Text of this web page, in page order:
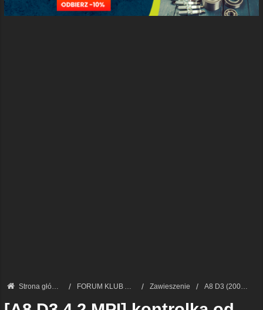
Strona główna FORUM KLUB AUDI A8 - FORUM TECHNICZNE Zawieszenie A8 D3 (2002 - 2009)